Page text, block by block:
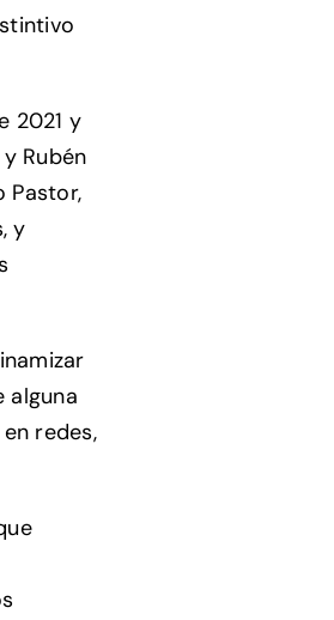
2021 y
Rubén
Pastor,
y
alguna
redes,